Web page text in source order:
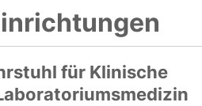
für Klinische